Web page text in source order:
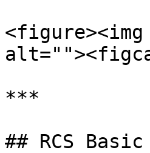
<figure><img
***
## RCS